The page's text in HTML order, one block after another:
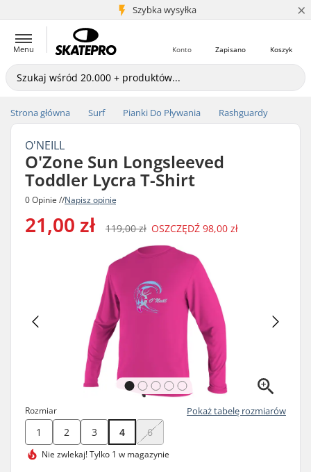
Szybka wysyłka
5+ mln klientów ×
Menu Koszyk
Zapisano
Konto
Strona główna Surf Pianki Do Pływania Rashguardy
O'NEILL
O'Zone Sun Longsleeved
Toddler Lycra T-Shirt
0 Opinie //Napisz opinię
21,00 zł 119,00 zł OSZCZĘDŹ 98,00 zł
Rozmiar Pokaż tabelę rozmiarów
1 2 3 4 6
Nie zwlekaj!Tylko 1 w magazynie